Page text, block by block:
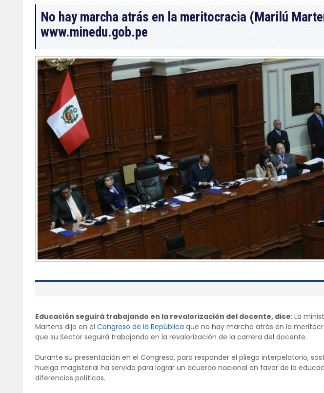
No hay marcha atrás en la meritocracia (Marilú
www.minedu.gob.pe
Educación seguirá trabajando en la revalorización del docente, dice: La
Martens dijo en el Congreso de la República que no hay marcha atrás en la
que su Sector seguirá trabajando en la revalorización de la carrera del docente.
Durante su presentación en el Congreso, para responder el pliego interpelatorio,
huelga magisterial ha servido para lograr un acuerdo nacional en favor de la
diferencias políticas.